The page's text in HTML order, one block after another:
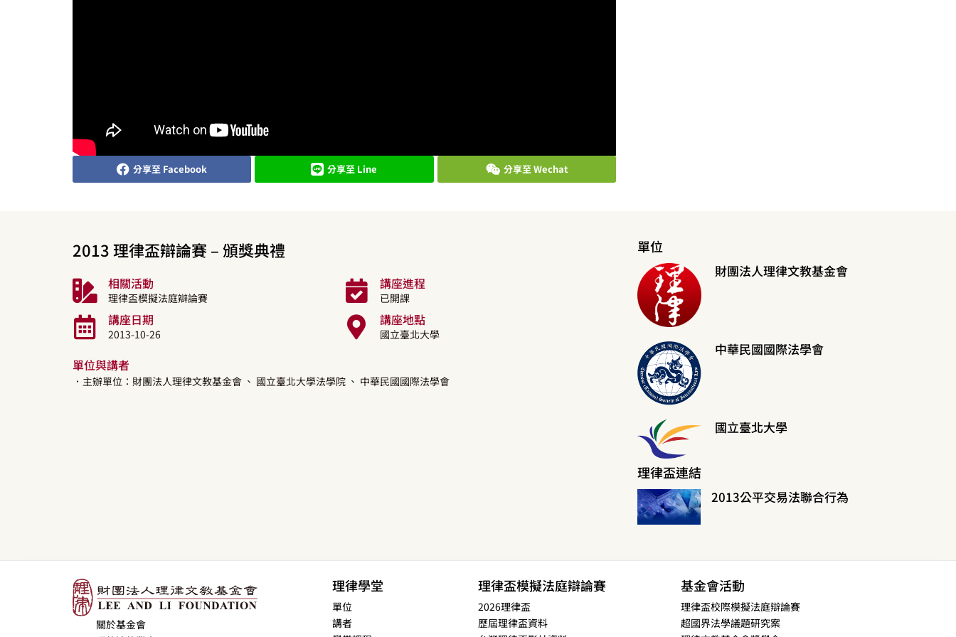
分享至 Facebook 分享至 Line 分享至 Wechat
2013 理律盃辯論賽 – 頒獎典禮
相關活動
理律盃模擬法庭辯論賽
講座進程
已開課
講座日期
2013-10-26
講座地點
國立臺北大學
單位與講者
．主辦單位：財團法人理律文教基金會 、 國立臺北大學法學院 、 中華民國國際法學會
單位
財團法人理律文教基金會
中華民國國際法學會
國立臺北大學
理律盃連結
2013公平交易法聯合行為
關於基金會
理律學堂
單位
講者
理律盃模擬法庭辯論賽
2026理律盃
歷屆理律盃資料
基金會活動
理律盃校際模擬法庭辯論賽
超國界法學議題研究案